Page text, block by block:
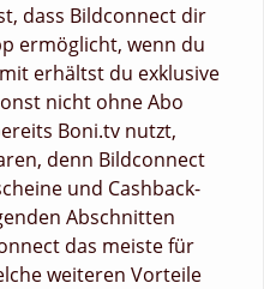
dass Bildconnect dir
ermöglicht, wenn du
erhältst du exklusive
nicht ohne Abo
Boni.tv nutzt,
denn Bildconnect
und Cashback-
Abschnitten
das meiste für
weiteren Vorteile